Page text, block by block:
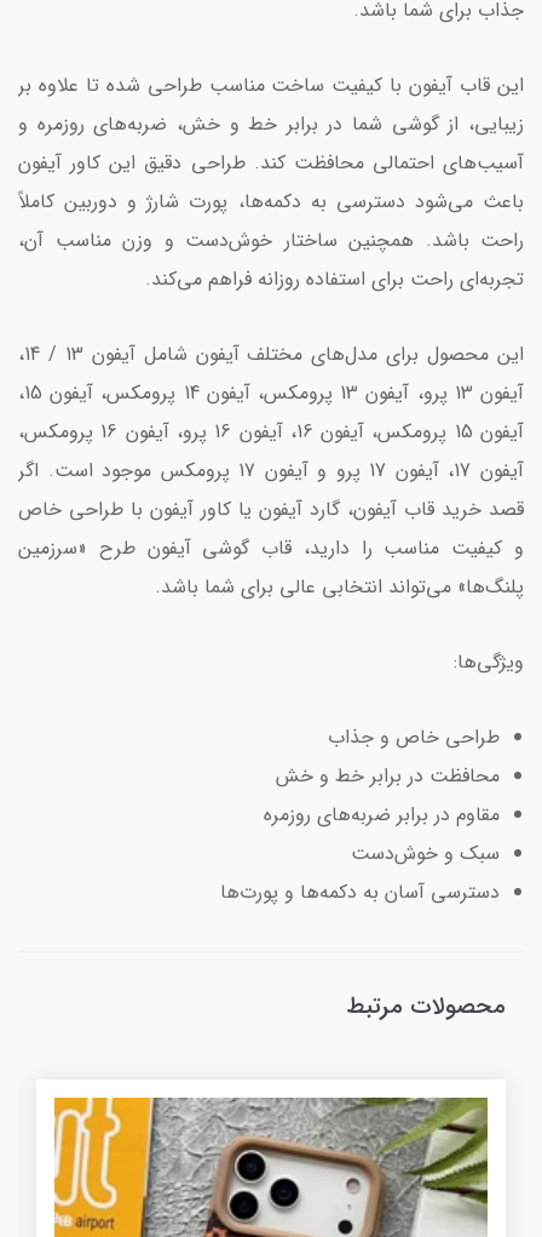
جذاب برای شما باشد.
این قاب آیفون با کیفیت ساخت مناسب طراحی شده تا علاوه بر
زیبایی، از گوشی شما در برابر خط و خش، ضربه‌های روزمره و
آسیب‌های احتمالی محافظت کند. طراحی دقیق این کاور آیفون
باعث می‌شود دسترسی به دکمه‌ها، پورت شارژ و دوربین کاملاً
راحت باشد. همچنین ساختار خوش‌دست و وزن مناسب آن،
تجربه‌ای راحت برای استفاده روزانه فراهم می‌کند.
این محصول برای مدل‌های مختلف آیفون شامل آیفون 13 / 14،
آیفون 13 پرو، آیفون 13 پرومکس، آیفون 14 پرومکس، آیفون 15،
آیفون 15 پرومکس، آیفون 16، آیفون 16 پرو، آیفون 16 پرومکس،
آیفون 17، آیفون 17 پرو و آیفون 17 پرومکس موجود است. اگر
قصد خرید قاب آیفون، گارد آیفون یا کاور آیفون با طراحی خاص
و کیفیت مناسب را دارید، قاب گوشی آیفون طرح «سرزمین
پلنگ‌ها» می‌تواند انتخابی عالی برای شما باشد.
ویژگی‌ها:
طراحی خاص و جذاب
محافظت در برابر خط و خش
مقاوم در برابر ضربه‌های روزمره
سبک و خوش‌دست
دسترسی آسان به دکمه‌ها و پورت‌ها
محصولات مرتبط